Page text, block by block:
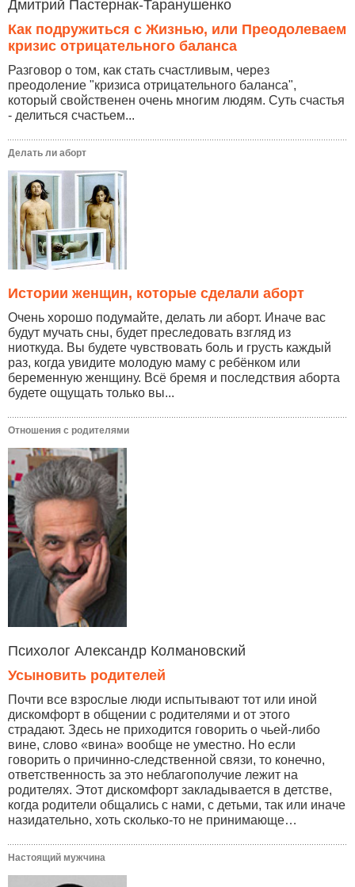
Дмитрий Пастернак-Таранушенко
Как подружиться с Жизнью, или Преодолеваем
кризис отрицательного баланса
Разговор о том, как стать счастливым, через
преодоление "кризиса отрицательного баланса",
который свойственен очень многим людям. Суть счастья
- делиться счастьем...
Делать ли аборт
Истории женщин, которые сделали аборт
Очень хорошо подумайте, делать ли аборт. Иначе вас
будут мучать сны, будет преследовать взгляд из
ниоткуда. Вы будете чувствовать боль и грусть каждый
раз, когда увидите молодую маму с ребёнком или
беременную женщину. Всё бремя и последствия аборта
будете ощущать только вы...
Отношения с родителями
Психолог Александр Колмановский
Усыновить родителей
Почти все взрослые люди испытывают тот или иной
дискомфорт в общении с родителями и от этого
страдают. Здесь не приходится говорить о чьей-либо
вине, слово «вина» вообще не уместно. Но если
говорить о причинно-следственной связи, то конечно,
ответственность за это неблагополучие лежит на
родителях. Этот дискомфорт закладывается в детстве,
когда родители общались с нами, с детьми, так или иначе
назидательно, хоть сколько-то не принимающе…
Настоящий мужчина